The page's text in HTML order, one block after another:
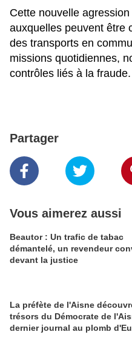
Cette nouvelle
auxquelles peuvent être
des transports en
missions quotidiennes,
contrôles liés à la fraude.
Partager
Vous aimerez aussi
Beautor : Un trafic de tabac
démantelé, un revendeur
devant la justice
La préfète de l'Aisne
trésors du Démocrate de
dernier journal au plomb